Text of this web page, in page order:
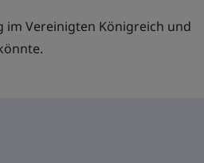
im Vereinigten Königreich und